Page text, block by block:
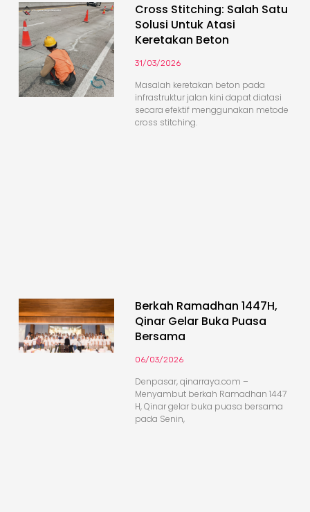
Cross Stitching: Salah Satu
Solusi Untuk Atasi
Keretakan Beton
31/03/2026
Masalah keretakan beton pada
infrastruktur jalan kini dapat diatasi
secara efektif menggunakan metode
cross stitching.
Berkah Ramadhan 1447H,
Qinar Gelar Buka Puasa
Bersama
06/03/2026
Denpasar, qinarraya.com –
Menyambut berkah Ramadhan 1447
H, Qinar gelar buka puasa bersama
pada Senin,